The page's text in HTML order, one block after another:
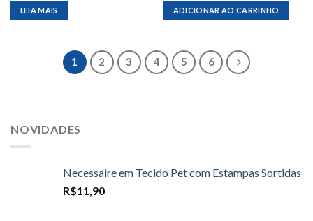
LEIA MAIS ADICIONAR AO CARRINHO
1 2 3 4 5 6
NOVIDADES
Necessaire em Tecido Pet com Estampas Sortidas
R$11,90